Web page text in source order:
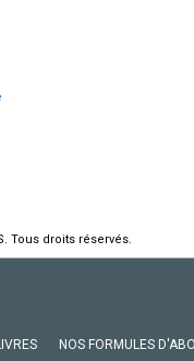
Tous droits réservés.
NOS FORMULES